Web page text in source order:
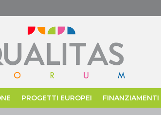
PROGETTI EUROPEI FINANZIAMENTI